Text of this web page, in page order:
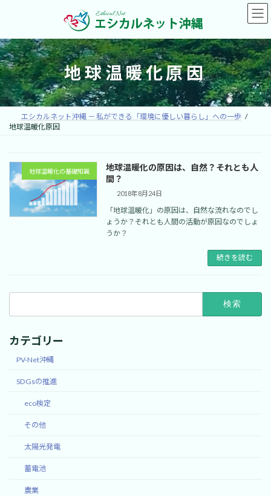
ン
ツ
へ
ス
キ
ッ
ー
シ
ョ
ン
に
移
地球温暖化原因
エシカルネット沖縄 － 私ができる「環境に優しい暮らし」への一歩
地球温暖化原因
地球温暖化の基礎知識
地球温暖化の原因は、自然？それとも人
間？
2018年8月24日
「地球温暖化」の原因は、自然な流れなのでし
ょうか？それとも人間の活動が原因なのでしょ
うか？
続きを読む
カテゴリー
PV-Net沖縄
SDGsの推進
eco検定
その他
太陽光発電
蓄電池
農業